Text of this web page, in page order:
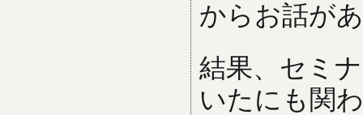
からお話が
結果、セミ
いたにも関